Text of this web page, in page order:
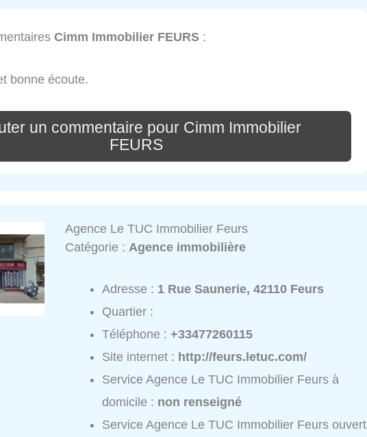
Cimm Immobilier FEURS :
bonne écoute.
un commentaire pour Cimm Immobilier
FEURS
Agence Le TUC Immobilier Feurs
Catégorie : Agence immobilière
Adresse : 1 Rue Saunerie, 42110 Feurs
Quartier :
Téléphone :+33477260115
Site internet : http://feurs.letuc.com/
Service Agence Le TUC Immobilier Feurs à
domicile : non renseigné
Service Agence Le TUC Immobilier Feurs ouvert